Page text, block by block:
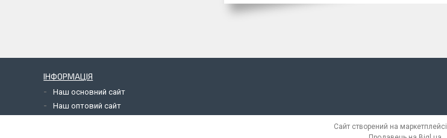
ІНФОРМАЦІЯ
Наш основний сайт
Наш оптовий сайт
Сайт створений на маркетплейсі